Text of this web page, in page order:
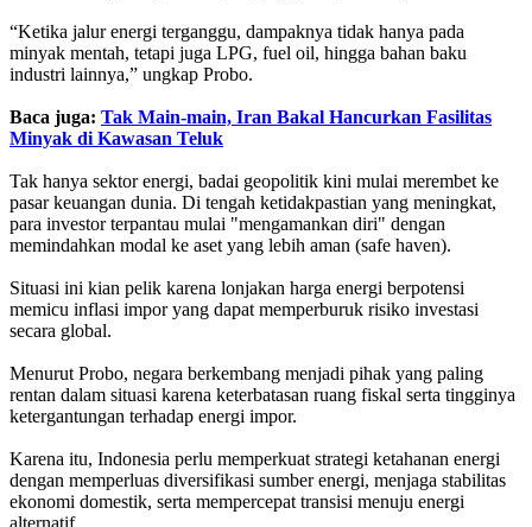
“Ketika jalur energi terganggu, dampaknya tidak hanya pada
minyak mentah, tetapi juga LPG, fuel oil, hingga bahan baku
industri lainnya,” ungkap Probo.
Baca juga: Tak Main-main, Iran Bakal Hancurkan Fasilitas
Minyak di Kawasan Teluk
Tak hanya sektor energi, badai geopolitik kini mulai merembet ke
pasar keuangan dunia. Di tengah ketidakpastian yang meningkat,
para investor terpantau mulai "mengamankan diri" dengan
memindahkan modal ke aset yang lebih aman (safe haven).
Situasi ini kian pelik karena lonjakan harga energi berpotensi
memicu inflasi impor yang dapat memperburuk risiko investasi
secara global.
Menurut Probo, negara berkembang menjadi pihak yang paling
rentan dalam situasi karena keterbatasan ruang fiskal serta tingginya
ketergantungan terhadap energi impor.
Karena itu, Indonesia perlu memperkuat strategi ketahanan energi
dengan memperluas diversifikasi sumber energi, menjaga stabilitas
ekonomi domestik, serta mempercepat transisi menuju energi
alternatif.